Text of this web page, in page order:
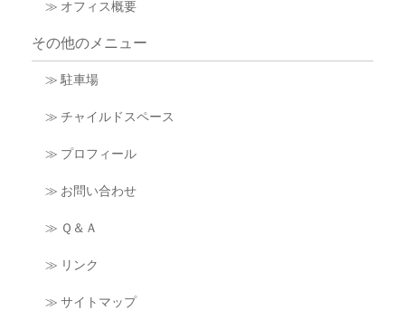
≫ オフィス概要
その他のメニュー
≫ 駐車場
≫ チャイルドスペース
≫ プロフィール
≫ お問い合わせ
≫ Ｑ＆Ａ
≫ リンク
≫ サイトマップ